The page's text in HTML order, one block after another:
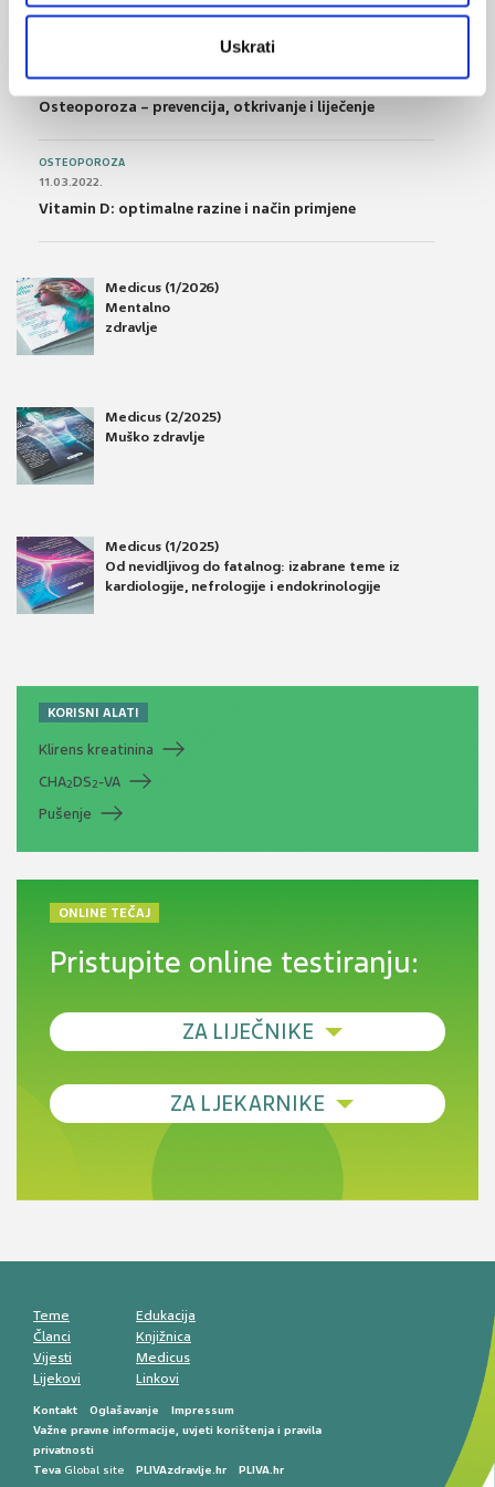
Uskrati
Što su probiotici i kako se proizvode?
28.06.2016.
Osteoporoza – prevencija, otkrivanje i liječenje
OSTEOPOROZA
11.03.2022.
Vitamin D: optimalne razine i način primjene
Medicus (1/2026)
Mentalno
zdravlje
Medicus (2/2025)
Muško zdravlje
Medicus (1/2025)
Od nevidljivog do fatalnog: izabrane teme iz
kardiologije, nefrologije i endokrinologije
KORISNI ALATI
Klirens kreatinina
CHA2DS2-VA
Pušenje
ONLINE TEČAJ
Pristupite online testiranju:
ZA LIJEČNIKE
Debljina - od prevencije do personalizirane
Novi pogled na migrenu: komorbiditeti, spolne
razlike i nove terapije
smetnji do rane onkološke dijagnostike
ZA LJEKARNIKE
Antikoagulansi u ljekarničkoj praksi –
Teme
Članci
Vijesti
Lijekovi
Edukacija
Knjižnica
Medicus
Linkovi
Kontakt Oglašavanje
Impressum
Važne pravne informacije, uvjeti korištenja i pravila
privatnosti
Teva Global site PLIVAzdravlje.hr PLIVA.hr